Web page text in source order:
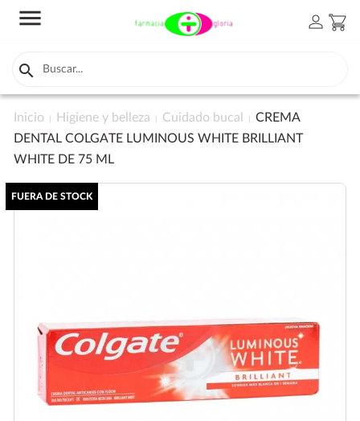
menu person shopping_cart

Inicio Higiene y belleza Cuidado bucal
CREMA
DENTAL COLGATE LUMINOUS WHITE BRILLIANT
WHITE DE 75 ML
FUERA DE STOCK